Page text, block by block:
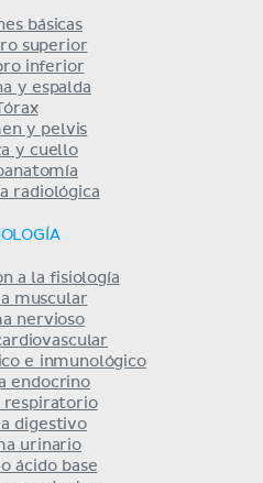
básicas
superior
inferior
y espalda
y pelvis
y cuello
radiológica
a la fisiología
muscular
nervioso
e inmunológico
endocrino
respiratorio
digestivo
urinario
ácido base